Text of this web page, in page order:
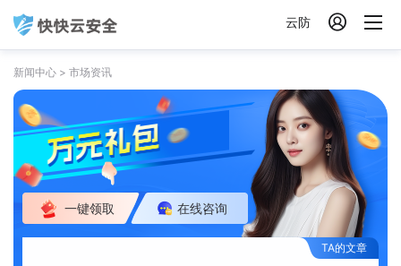
云防 
新闻中心 > 市场资讯
一键领取 在线咨询